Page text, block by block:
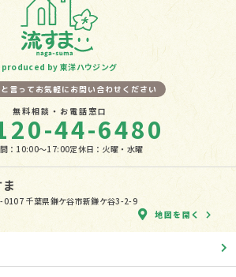
produced by 東洋ハウジング
言ってお気軽にお問い合わせください
無料相談・お電話窓口
44-6480
：10:00〜17:00定休日：火曜・水曜
0107 千葉県鎌ケ谷市新鎌ケ谷3-2-9
地図を開く